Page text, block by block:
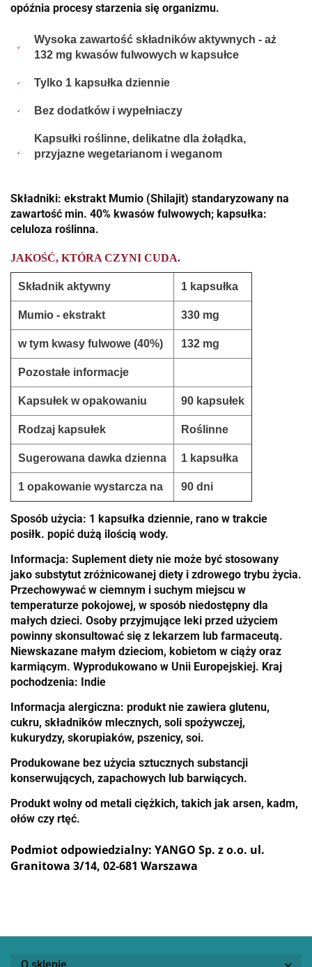
opóźnia procesy starzenia się organizmu.
Wysoka zawartość składników aktywnych - aż
132 mg kwasów fulwowych w kapsułce
Tylko 1 kapsułka dziennie
Bez dodatków i wypełniaczy
Kapsułki roślinne, delikatne dla żołądka,
przyjazne wegetarianom i weganom
Składniki: ekstrakt Mumio (Shilajit) standaryzowany na
zawartość min. 40% kwasów fulwowych; kapsułka:
celuloza roślinna.
JAKOŚĆ, KTÓRA CZYNI CUDA.
Składnik aktywny 1 kapsułka
Mumio - ekstrakt 330 mg
w tym kwasy fulwowe (40%) 132 mg
Pozostałe informacje
Kapsułek w opakowaniu 90 kapsułek
Rodzaj kapsułek Roślinne
Sugerowana dawka dzienna 1 kapsułka
1 opakowanie wystarcza na 90 dni
Sposób użycia: 1 kapsułka dziennie, rano w trakcie
posiłk. popić dużą ilością wody.
Informacja: Suplement diety nie może być stosowany
jako substytut zróżnicowanej diety i zdrowego trybu życia.
Przechowywać w ciemnym i suchym miejscu w
temperaturze pokojowej, w sposób niedostępny dla
małych dzieci. Osoby przyjmujące leki przed użyciem
powinny skonsultować się z lekarzem lub farmaceutą.
Niewskazane małym dzieciom, kobietom w ciąży oraz
karmiącym. Wyprodukowano w Unii Europejskiej. Kraj
pochodzenia: Indie
Informacja alergiczna: produkt nie zawiera glutenu,
cukru, składników mlecznych, soli spożywczej,
kukurydzy, skorupiaków, pszenicy, soi.
Produkowane bez użycia sztucznych substancji
konserwujących, zapachowych lub barwiących.
Produkt wolny od metali ciężkich, takich jak arsen, kadm,
ołów czy rtęć.
Podmiot odpowiedzialny: YANGO Sp. z o.o. ul.
Granitowa 3/14, 02-681 Warszawa
O sklepie